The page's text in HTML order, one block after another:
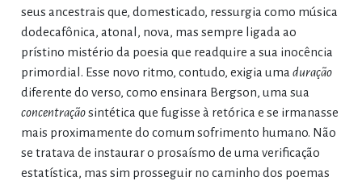
seus ancestrais que, domesticado, ressurgia como música
dodecafônica, atonal, nova, mas sempre ligada ao
prístino mistério da poesia que readquire a sua inocência
primordial. Esse novo ritmo, contudo, exigia uma duração
diferente do verso, como ensinara Bergson, uma sua
concentraçãosintética que fugisse à retórica e se irmanasse
mais proximamente do comum sofrimento humano. Não
se tratava de instaurar o prosaísmo de uma verificação
estatística, mas sim prosseguir no caminho dos poemas